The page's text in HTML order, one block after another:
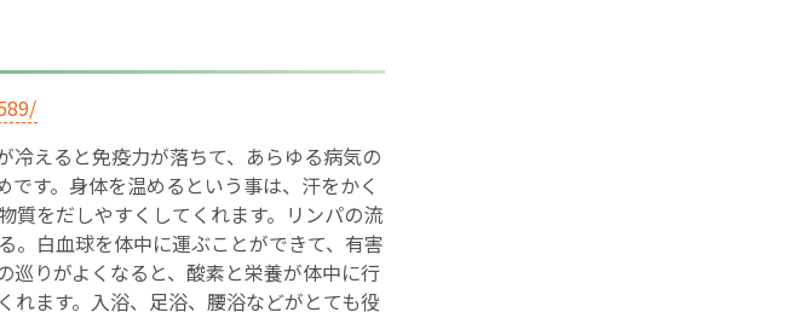
冷えると免疫力が落ちて、あらゆる病気の
す。身体を温めるという事は、汗をかく
質をだしやすくしてくれます。リンパの流
。白血球を体中に運ぶことができて、有害
巡りがよくなると、酸素と栄養が体中に行
れます。入浴、足浴、腰浴などがとても役